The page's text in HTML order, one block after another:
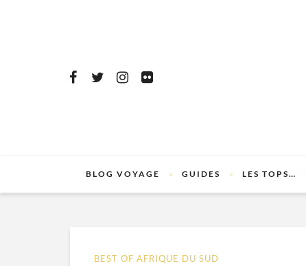
BLOG VOYAGE GUIDES LES TOPS…
BEST OF AFRIQUE DU SUD